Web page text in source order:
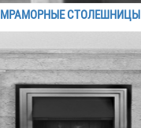
МРАМОРНЫЕ СТОЛЕШНИЦЫ